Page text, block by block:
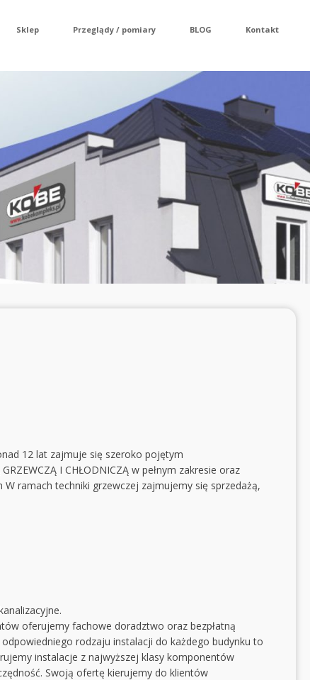
Sklep Przeglądy / pomiary BLOG Kontakt
12 lat zajmuje się szeroko pojętym
I CHŁODNICZĄ w pełnym zakresie oraz
W ramach techniki grzewczej zajmujemy się sprzedażą,
oferujemy fachowe doradztwo oraz bezpłatną
rodzaju instalacji do każdego budynku to
instalacje z najwyższej klasy komponentów
Swoją ofertę kierujemy do klientów